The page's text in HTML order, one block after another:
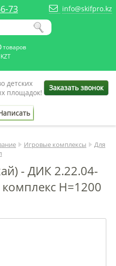
73 info@skifpro.kz
товаров
KZT
детских
площадок!
Заказать звонок
Игровые комплексы
Для
- ДИК 2.22.04-
H=1200